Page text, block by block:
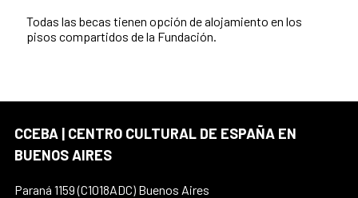
Todas las becas tienen opción de alojamiento en los
pisos compartidos de la Fundación.
CCEBA | CENTRO CULTURAL DE ESPAÑA EN
BUENOS AIRES
Paraná 1159 (C1018ADC) Buenos Aires